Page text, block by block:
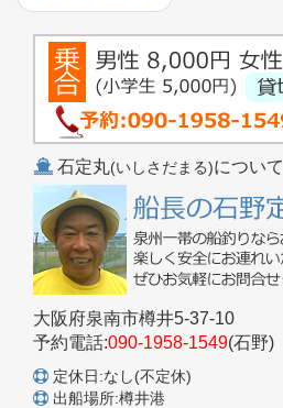
石定丸(いしさだまる)について
大阪府泉南市樽井5-37-10
予約電話:090-1958-1549(石野)
定休日:なし(不定休)
出船場所:樽井港